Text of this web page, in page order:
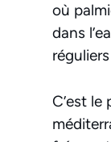
où
dans
C’est